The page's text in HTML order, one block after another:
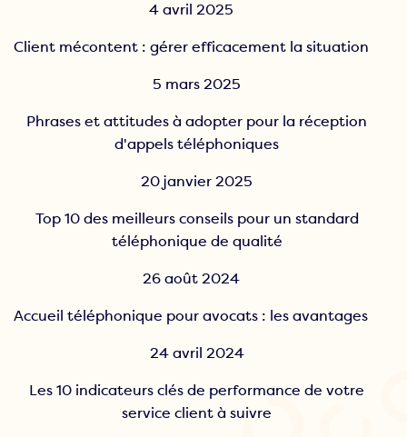
4 avril 2025
Client mécontent : gérer efficacement la situation
5 mars 2025
Phrases et attitudes à adopter pour la réception
d'appels téléphoniques
20 janvier 2025
Top 10 des meilleurs conseils pour un standard
téléphonique de qualité
26 août 2024
Accueil téléphonique pour avocats : les avantages
24 avril 2024
Les 10 indicateurs clés de performance de votre
service client à suivre